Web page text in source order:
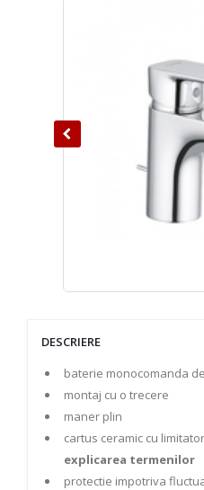
DESCRIERE
baterie monocomanda
montaj cu o trecere
maner plin
cartus ceramic cu
explicarea termenilor
protectie impotriva